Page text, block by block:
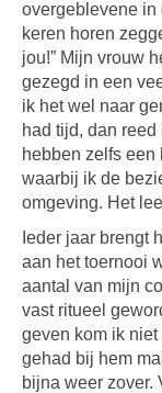
overgeblevene in
keren horen
jou!” Mijn vrouw
gezegd in een
ik het wel naar
had tijd, dan
hebben zelfs een
waarbij ik de
omgeving. Het
Ieder jaar brengt
aan het toernooi
aantal van mijn
vast ritueel
geven kom ik niet
gehad bij hem
bijna weer zover.